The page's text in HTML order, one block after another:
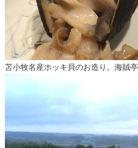
苫小牧名産ホッキ貝のお造り。海賊亭